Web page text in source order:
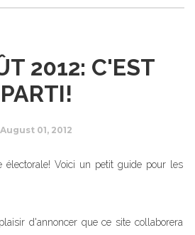
2012: C'EST
PARTI!
August 01, 2012
électorale! Voici un petit guide pour les
d'annoncer que ce site collaborera